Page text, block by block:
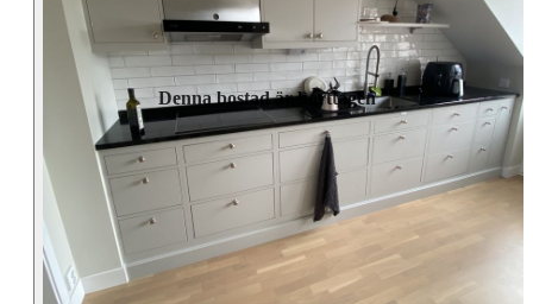
Denna bostad är borttagen